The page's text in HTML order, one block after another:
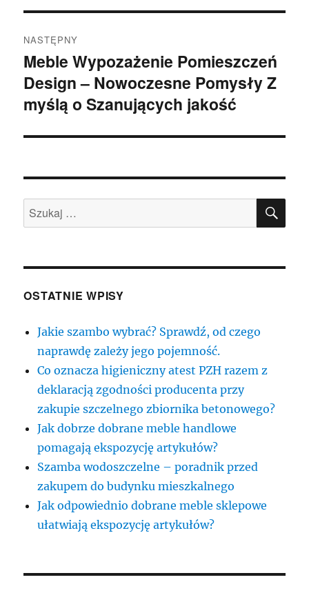
NASTĘPNY
Następny
wpis:
Meble Wypozażenie Pomieszczeń
Design – Nowoczesne Pomysły Z
myślą o Szanujących jakość
Szukaj:
OSTATNIE WPISY
Jakie szambo wybrać? Sprawdź, od czego
naprawdę zależy jego pojemność.
Co oznacza higieniczny atest PZH razem z
deklaracją zgodności producenta przy
zakupie szczelnego zbiornika betonowego?
Jak dobrze dobrane meble handlowe
pomagają ekspozycję artykułów?
Szamba wodoszczelne – poradnik przed
zakupem do budynku mieszkalnego
Jak odpowiednio dobrane meble sklepowe
ułatwiają ekspozycję artykułów?